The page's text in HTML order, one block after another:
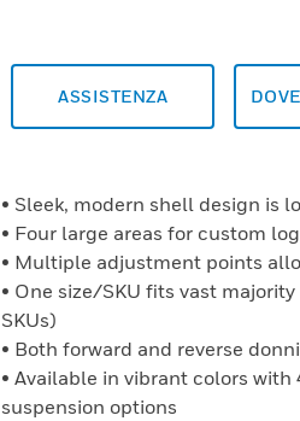
ASSISTENZA
• Sleek, modern shell design is
• Four large areas for custom
• Multiple adjustment points
• One size/SKU fits vast
SKUs)
• Both forward and reverse
• Available in vibrant colors
suspension options